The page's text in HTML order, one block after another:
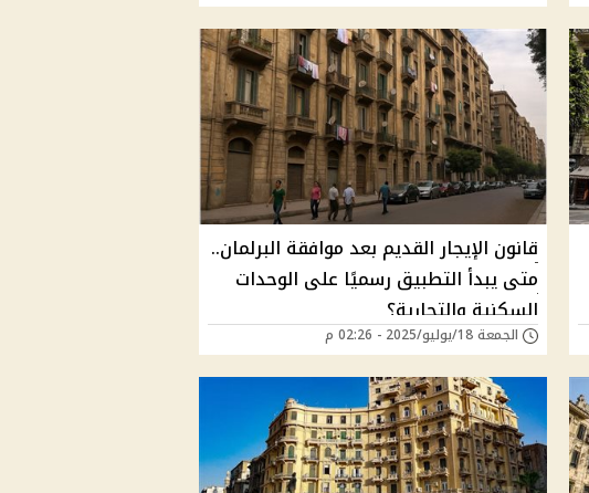
قانون الإيجار القديم بعد موافقة البرلمان..
متى يبدأ التطبيق رسميًا على الوحدات
السكنية والتجارية؟
الجمعة 18/يوليو/2025 - 02:26 م